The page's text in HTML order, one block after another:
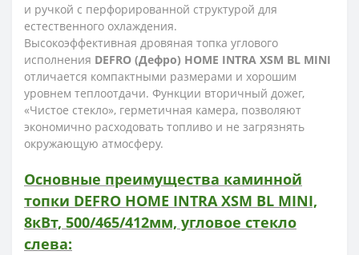
и ручкой с перфорированной структурой для
естественного охлаждения.
Высокоэффективная дровяная топка углового
исполнения DEFRO (Дефро) HOME INTRA XSM BL MINI
отличается компактными размерами и хорошим
уровнем теплоотдачи. Функции вторичный дожег,
«Чистое стекло», герметичная камера, позволяют
экономично расходовать топливо и не загрязнять
окружающую атмосферу.
Основные преимущества каминной
топки DEFRO HOME INTRA XSM BL MINI,
8кВт, 500/465/412мм, угловое стекло
слева: